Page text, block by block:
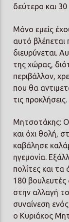
δεύτερο και
Μόνο εμείς
αυτό
διευρύνεται.
της χώρας,
περιβάλλον,
που θα
τις προκλήσεις.
Μητσοτάκης: Ο
και όχι θολή,
καβάλησε
ηγεμονία.
πολίτες και
180
στην αλλαγή
συναίνεση
ο Κυριάκος